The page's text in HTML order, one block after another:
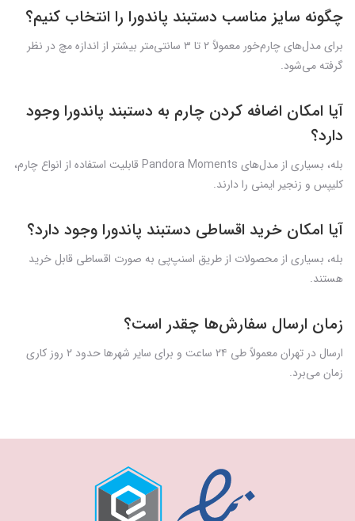
چگونه سایز مناسب دستبند پاندورا را انتخاب کنیم؟
برای مدل‌های چارم‌خور معمولاً ۲ تا ۳ سانتی‌متر بیشتر از اندازه مچ در نظر
گرفته می‌شود.
آیا امکان اضافه کردن چارم به دستبند پاندورا وجود
دارد؟
بله، بسیاری از مدل‌های Pandora Moments قابلیت استفاده از انواع چارم،
کلیپس و زنجیر ایمنی را دارند.
آیا امکان خرید اقساطی دستبند پاندورا وجود دارد؟
بله، بسیاری از محصولات از طریق اسنپ‌پی به صورت اقساطی قابل خرید
هستند.
زمان ارسال سفارش‌ها چقدر است؟
ارسال در تهران معمولاً طی ۲۴ ساعت و برای سایر شهرها حدود ۲ روز کاری
زمان می‌برد.